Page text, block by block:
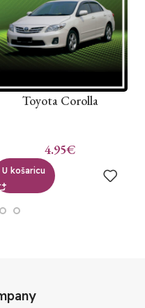
Toyota Corolla
4.95€
U košaricu